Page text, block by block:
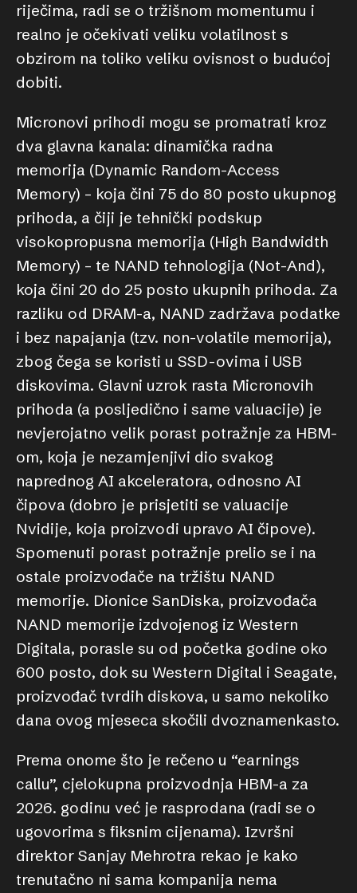
riječima, radi se o tržišnom momentumu i
realno je očekivati veliku volatilnost s
obzirom na toliko veliku ovisnost o budućoj
dobiti.
Micronovi prihodi mogu se promatrati kroz
dva glavna kanala: dinamička radna
memorija (Dynamic Random-Access
Memory) – koja čini 75 do 80 posto ukupnog
prihoda, a čiji je tehnički podskup
visokopropusna memorija (High Bandwidth
Memory) – te NAND tehnologija (Not-And),
koja čini 20 do 25 posto ukupnih prihoda. Za
razliku od DRAM-a, NAND zadržava podatke
i bez napajanja (tzv. non-volatile memorija),
zbog čega se koristi u SSD-ovima i USB
diskovima. Glavni uzrok rasta Micronovih
prihoda (a posljedično i same valuacije) je
nevjerojatno velik porast potražnje za HBM-
om, koja je nezamjenjivi dio svakog
naprednog AI akceleratora, odnosno AI
čipova (dobro je prisjetiti se valuacije
Nvidije, koja proizvodi upravo AI čipove).
Spomenuti porast potražnje prelio se i na
ostale proizvođače na tržištu NAND
memorije. Dionice SanDiska, proizvođača
NAND memorije izdvojenog iz Western
Digitala, porasle su od početka godine oko
600 posto, dok su Western Digital i Seagate,
proizvođač tvrdih diskova, u samo nekoliko
dana ovog mjeseca skočili dvoznamenkasto.
Prema onome što je rečeno u “earnings
callu”, cjelokupna proizvodnja HBM-a za
2026. godinu već je rasprodana (radi se o
ugovorima s fiksnim cijenama). Izvršni
direktor Sanjay Mehrotra rekao je kako
trenutačno ni sama kompanija nema